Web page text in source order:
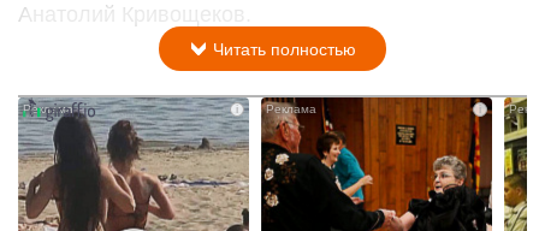
Анатолий Кривощеков.
Читать полностью
i